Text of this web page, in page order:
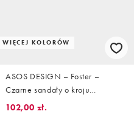
WIĘCEJ KOLORÓW
ASOS DESIGN – Foster –
Czarne sandały o kroju
chodaków
102,00 zł.